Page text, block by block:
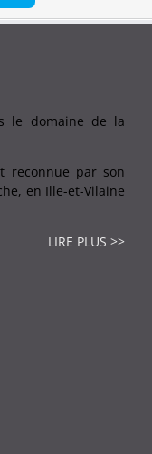
le domaine de la
reconnue par son
en Ille-et-Vilaine
LIRE PLUS >>